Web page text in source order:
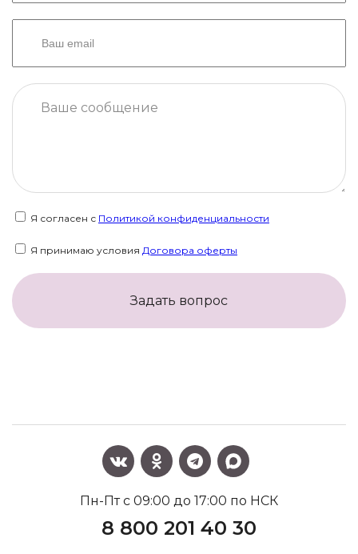
Я согласен с Политикой конфиденциальности
Я принимаю условия Договора оферты
Задать вопрос
Пн-Пт с 09:00 до 17:00 по НСК
8 800 201 40 30